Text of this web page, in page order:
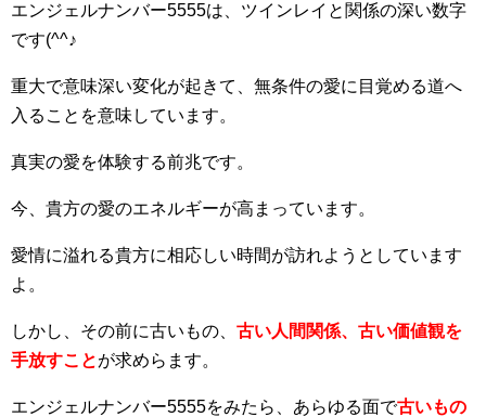
エンジェルナンバー5555は、ツインレイと関係の深い数字
です(^^♪
重大で意味深い変化が起きて、無条件の愛に目覚める道へ
入ることを意味しています。
真実の愛を体験する前兆です。
今、貴方の愛のエネルギーが高まっています。
愛情に溢れる貴方に相応しい時間が訪れようとしています
よ。
しかし、その前に古いもの、 古い人間関係、古い価値観を
手放すことが求めらます。
エンジェルナンバー5555をみたら、あらゆる面で古いもの